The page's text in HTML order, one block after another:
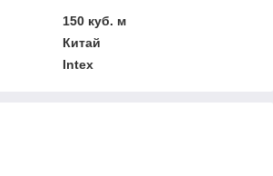
150 куб. м
Китай
Intex